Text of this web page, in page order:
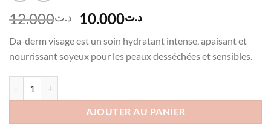
د.ت12.000
Le
initial
était :
د.ت10.000
Le
actuel
est :
Da-derm visage est un soin hydratant intense, apaisant et
nourrissant soyeux pour les peaux desséchées et sensibles.
AJOUTER AU PANIER